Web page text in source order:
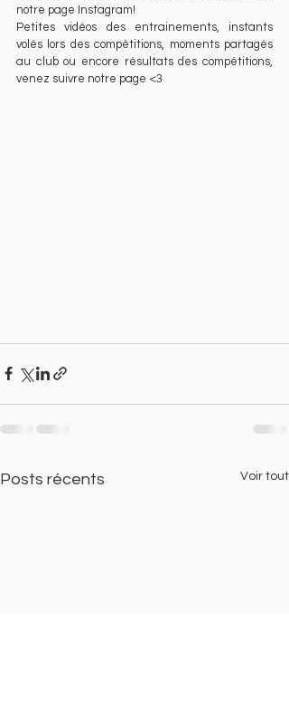
notre page Instagram!
Petites vidéos des entrainements, instants
volés lors des compétitions, moments partagés
au club ou encore résultats des compétitions,
venez suivre notre page <3
Posts récents Voir tout